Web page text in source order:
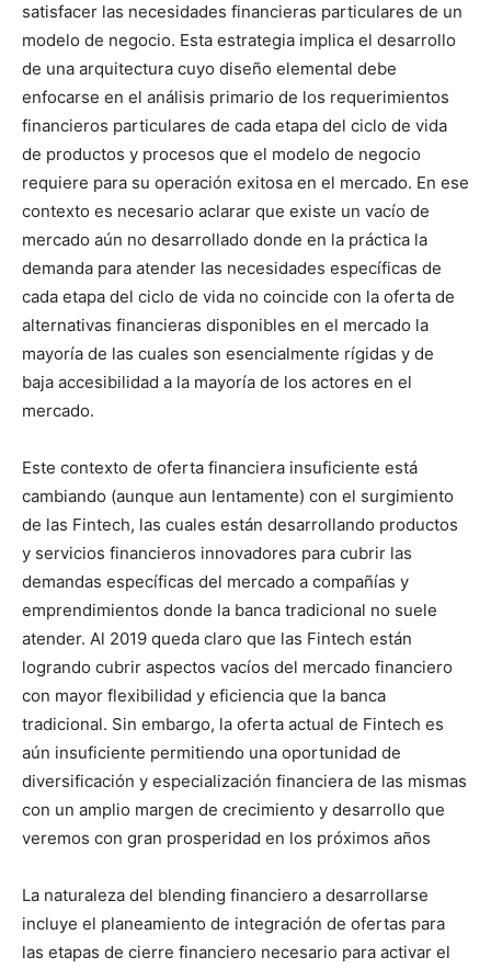
satisfacer las necesidades financieras particulares de un
modelo de negocio. Esta estrategia implica el desarrollo
de una arquitectura cuyo diseño elemental debe
enfocarse en el análisis primario de los requerimientos
financieros particulares de cada etapa del ciclo de vida
de productos y procesos que el modelo de negocio
requiere para su operación exitosa en el mercado. En ese
contexto es necesario aclarar que existe un vacío de
mercado aún no desarrollado donde en la práctica la
demanda para atender las necesidades específicas de
cada etapa del ciclo de vida no coincide con la oferta de
alternativas financieras disponibles en el mercado la
mayoría de las cuales son esencialmente rígidas y de
baja accesibilidad a la mayoría de los actores en el
mercado.
Este contexto de oferta financiera insuficiente está
cambiando (aunque aun lentamente) con el surgimiento
de las Fintech, las cuales están desarrollando productos
y servicios financieros innovadores para cubrir las
demandas específicas del mercado a compañías y
emprendimientos donde la banca tradicional no suele
atender. Al 2019 queda claro que las Fintech están
logrando cubrir aspectos vacíos del mercado financiero
con mayor flexibilidad y eficiencia que la banca
tradicional. Sin embargo, la oferta actual de Fintech es
aún insuficiente permitiendo una oportunidad de
diversificación y especialización financiera de las mismas
con un amplio margen de crecimiento y desarrollo que
veremos con gran prosperidad en los próximos años
La naturaleza del blending financiero a desarrollarse
incluye el planeamiento de integración de ofertas para
las etapas de cierre financiero necesario para activar el